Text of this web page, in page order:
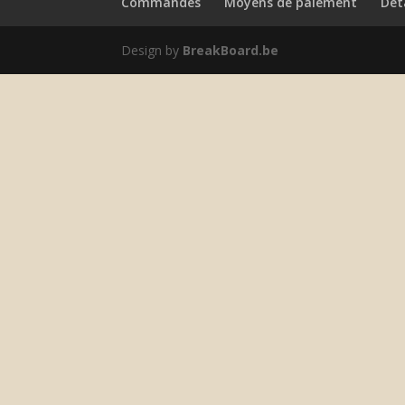
Design by BreakBoard.be